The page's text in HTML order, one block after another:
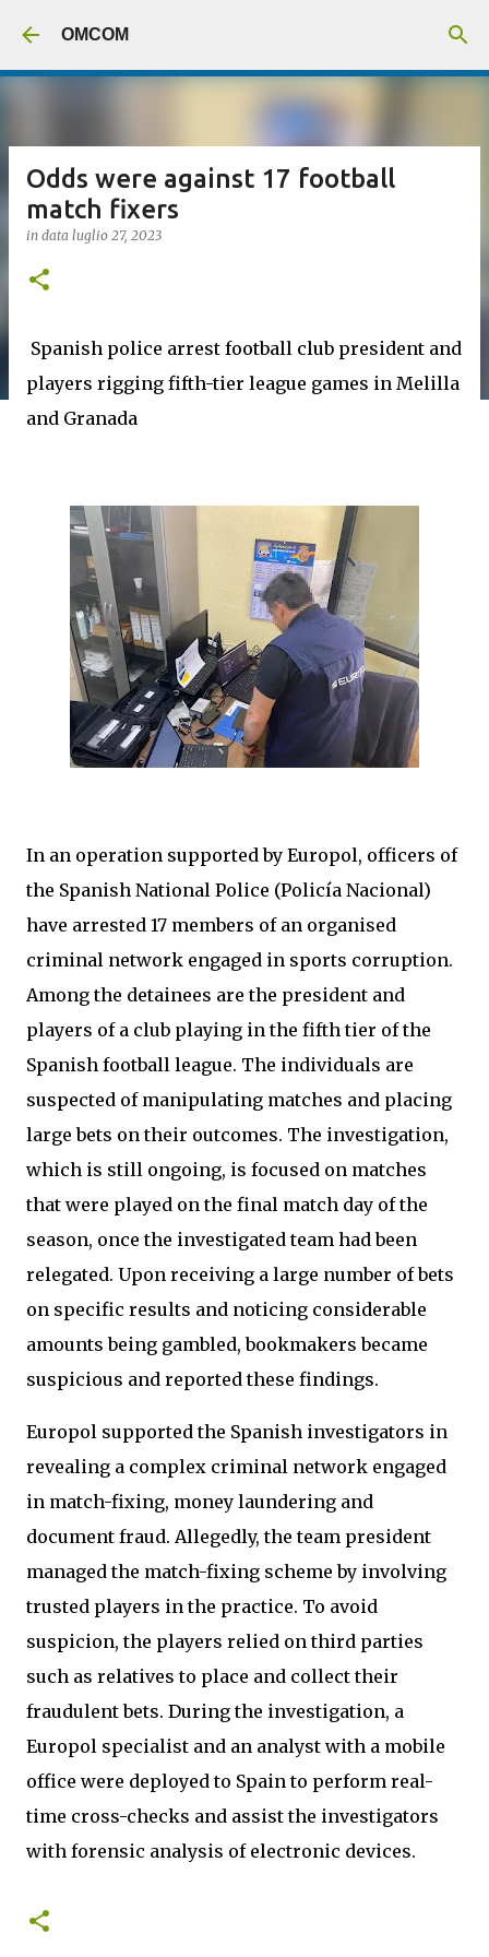
OMCOM
Odds were against 17 football
match fixers
in data luglio 27, 2023
Spanish police arrest football club president and
players rigging fifth-tier league games in Melilla
and Granada
In an operation supported by Europol, officers of
the Spanish National Police (Policía Nacional)
have arrested 17 members of an organised
criminal network engaged in sports corruption.
Among the detainees are the president and
players of a club playing in the fifth tier of the
Spanish football league. The individuals are
suspected of manipulating matches and placing
large bets on their outcomes. The investigation,
which is still ongoing, is focused on matches
that were played on the final match day of the
season, once the investigated team had been
relegated. Upon receiving a large number of bets
on specific results and noticing considerable
amounts being gambled, bookmakers became
suspicious and reported these findings.
Europol supported the Spanish investigators in
revealing a complex criminal network engaged
in match-fixing, money laundering and
document fraud. Allegedly, the team president
managed the match-fixing scheme by involving
trusted players in the practice. To avoid
suspicion, the players relied on third parties
such as relatives to place and collect their
fraudulent bets. During the investigation, a
Europol specialist and an analyst with a mobile
office were deployed to Spain to perform real-
time cross-checks and assist the investigators
with forensic analysis of electronic devices.